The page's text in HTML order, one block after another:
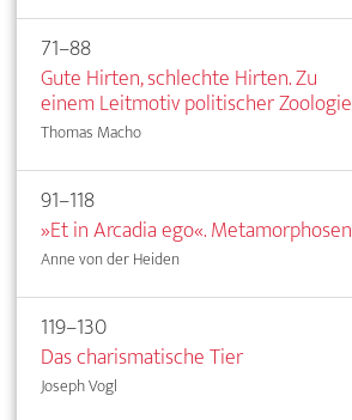
71–88
Gute Hirten, schlechte Hirten. Zu
einem Leitmotiv politischer Zoologie
Thomas Macho
91–118
»Et in Arcadia ego«. Metamorphosen
Anne von der Heiden
119–130
Das charismatische Tier
Joseph Vogl